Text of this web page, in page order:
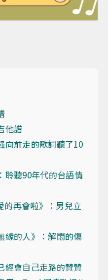
他譜
向前走的歌詞聽了10
聆聽90年代的台語情
再會啦》：男兒立
緣的人》：解悶的傷
經會自己走路的贊贊